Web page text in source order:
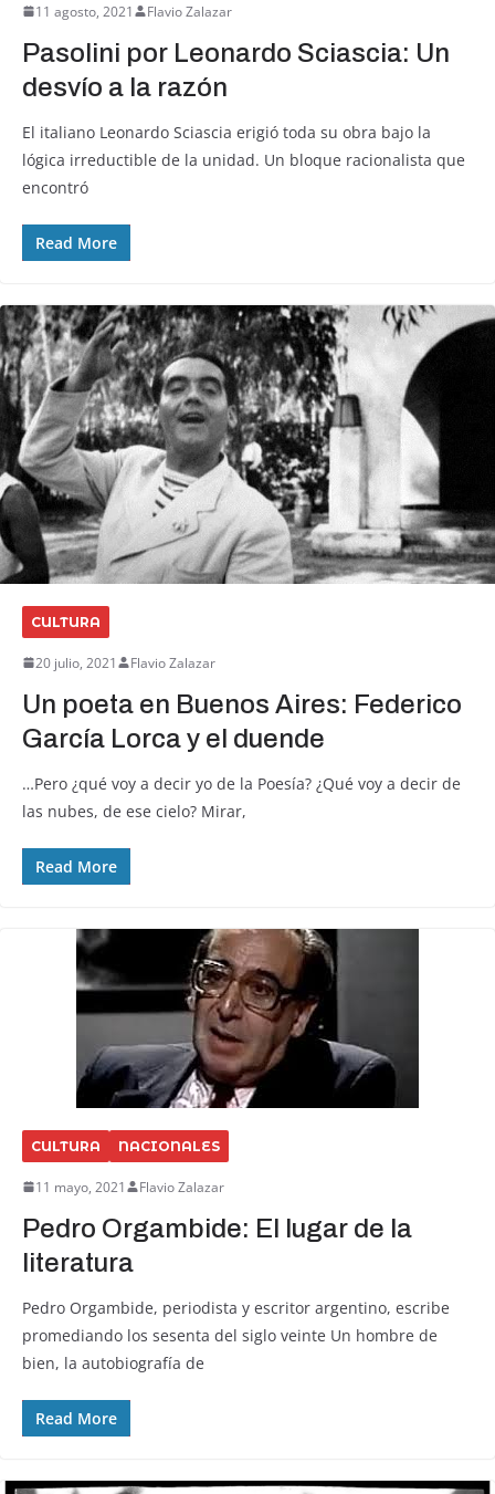
11 agosto, 2021 Flavio Zalazar
Pasolini por Leonardo Sciascia: Un
desvío a la razón
El italiano Leonardo Sciascia erigió toda su obra bajo la
lógica irreductible de la unidad. Un bloque racionalista que
encontró
Read More
CULTURA
20 julio, 2021 Flavio Zalazar
Un poeta en Buenos Aires: Federico
García Lorca y el duende
…Pero ¿qué voy a decir yo de la Poesía? ¿Qué voy a decir de
las nubes, de ese cielo? Mirar,
Read More
CULTURA NACIONALES
11 mayo, 2021 Flavio Zalazar
Pedro Orgambide: El lugar de la
literatura
Pedro Orgambide, periodista y escritor argentino, escribe
promediando los sesenta del siglo veinte Un hombre de
bien, la autobiografía de
Read More